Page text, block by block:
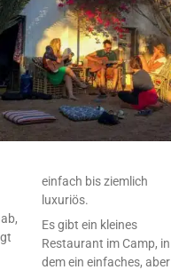
einfach bis ziemlich
luxuriös.
Es gibt ein kleines
Restaurant im Camp, in
dem ein einfaches, aber